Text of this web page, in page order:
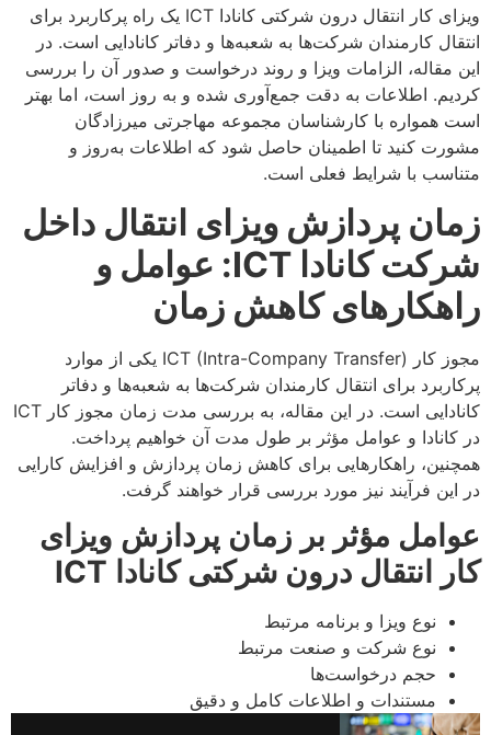
ویزای کار انتقال درون شرکتی کانادا ICT یک راه پرکاربرد برای
انتقال کارمندان شرکت‌ها به شعبه‌ها و دفاتر کانادایی است. در
این مقاله، الزامات ویزا و روند درخواست و صدور آن را بررسی
کردیم. اطلاعات به دقت جمع‌آوری شده و به روز است، اما بهتر
است همواره با کارشناسان مجموعه مهاجرتی میرزادگان
مشورت کنید تا اطمینان حاصل شود که اطلاعات به‌روز و
متناسب با شرایط فعلی است.
زمان پردازش ویزای انتقال داخل
شرکت کانادا ICT: عوامل و
راهکارهای کاهش زمان
مجوز کار ICT (Intra-Company Transfer) یکی از موارد
پرکاربرد برای انتقال کارمندان شرکت‌ها به شعبه‌ها و دفاتر
کانادایی است. در این مقاله، به بررسی مدت زمان مجوز کار ICT
در کانادا و عوامل مؤثر بر طول مدت آن خواهیم پرداخت.
همچنین، راهکارهایی برای کاهش زمان پردازش و افزایش کارایی
در این فرآیند نیز مورد بررسی قرار خواهند گرفت.
عوامل مؤثر بر زمان پردازش ویزای
کار انتقال درون شرکتی کانادا ICT
نوع ویزا و برنامه مرتبط
نوع شرکت و صنعت مرتبط
حجم درخواست‌ها
مستندات و اطلاعات کامل و دقیق